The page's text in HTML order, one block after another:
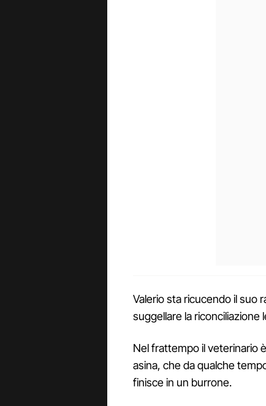
Valerio sta ricucendo il suo
suggellare la riconciliazione
Nel frattempo il veterinario
asina, che da qualche
finisce in un burrone.